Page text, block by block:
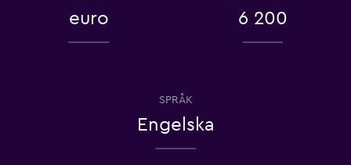
euro 6 200
SPRÅK
Engelska